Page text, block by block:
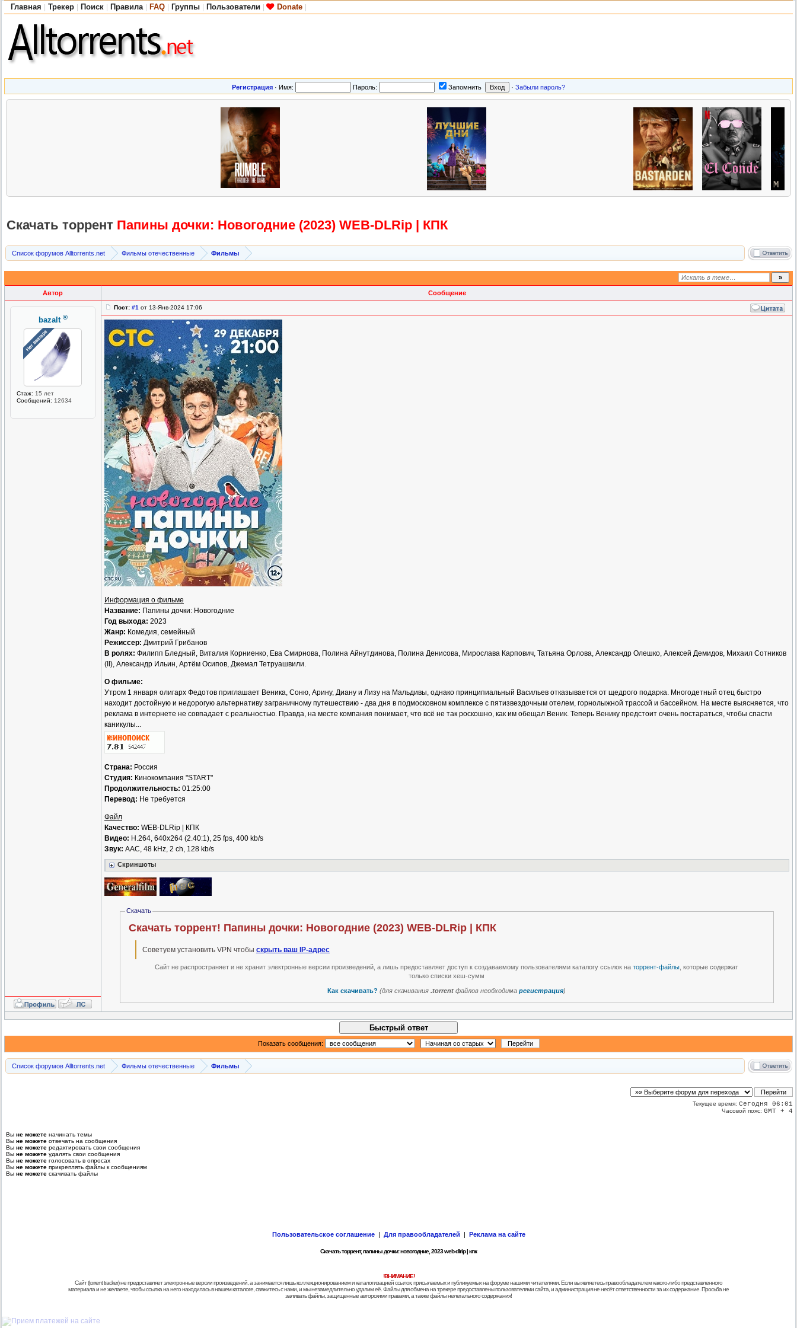
Главная Трекер Поиск Правила FAQ Группы Пользователи Donate
Регистрация · Имя: Пароль: Запомнить · Забыли пароль?
Скачать торрент Папины дочки: Новогодние (2023) WEB-DLRip | КПК
Список форумов Alltorrents.net Фильмы отечественные Фильмы
Автор Сообщение
bazalt ®
Стаж: 15 лет
Сообщений: 12634
Пост: #1 от 13-Янв-2024 17:06
Информация о фильме
Название: Папины дочки: Новогодние
Год выхода: 2023
Жанр: Комедия, семейный
Режиссер: Дмитрий Грибанов
В ролях: Филипп Бледный, Виталия Корниенко, Ева Смирнова, Полина Айнутдинова, Полина Денисова, Мирослава Карпович, Татьяна Орлова, Александр Олешко, Алексей Демидов, Михаил Сотников
(II), Александр Ильин, Артём Осипов, Джемал Тетруашвили.
О фильме:
Утром 1 января олигарх Федотов приглашает Веника, Соню, Арину, Диану и Лизу на Мальдивы, однако принципиальный Васильев отказывается от щедрого подарка. Многодетный отец быстро
находит достойную и недорогую альтернативу заграничному путешествию - два дня в подмосковном комплексе с пятизвездочным отелем, горнолыжной трассой и бассейном. На месте выясняется, что
реклама в интернете не совпадает с реальностью. Правда, на месте компания понимает, что всё не так роскошно, как им обещал Веник. Теперь Венику предстоит очень постараться, чтобы спасти
каникулы...
Страна: Россия
Студия: Кинокомпания "START"
Продолжительность: 01:25:00
Перевод: Не требуется
Файл
Качество: WEB-DLRip | КПК
Видео: H.264, 640x264 (2.40:1), 25 fps, 400 kb/s
Звук: AAC, 48 kHz, 2 ch, 128 kb/s
Скриншоты
Скачать
Скачать торрент! Папины дочки: Новогодние (2023) WEB-DLRip | КПК
Советуем установить VPN чтобы скрыть ваш IP-адрес
Сайт не распространяет и не хранит электронные версии произведений, а лишь предоставляет доступ к создаваемому пользователями каталогу ссылок наторрент-файлы , которые содержат
только списки хеш-сумм
Как скачивать? (для скачивания.torrent файлов необходимарегистрация)
Быстрый ответ
Показать сообщения:
Список форумов Alltorrents.net Фильмы отечественные Фильмы
Текущее время: Сегодня 06:01
Часовой пояс: GMT + 4
Вы не можете начинать темы
Вы не можете отвечать на сообщения
Вы не можете редактировать свои сообщения
Вы не можете удалять свои сообщения
Вы не можете голосовать в опросах
Вы не можете прикреплять файлы к сообщениям
Вы не можете скачивать файлы
Пользовательское соглашение | Для правообладателей | Реклама на сайте
Скачать торрент, папины дочки: новогодние, 2023 web-dlrip | кпк
!ВНИМАНИЕ!
Сайт (torrent tracker) не предоставляет электронные версии произведений, а занимается лишь коллекционированием и каталогизацией ссылок, присылаемых и публикуемых на форуме нашими читателями. Если вы являетесь правообладателем какого-либо представленного
материала и не желаете, чтобы ссылка на него находилась в нашем каталоге, свяжитесь с нами, и мы незамедлительно удалим её. Файлы для обмена на трекере предоставлены пользователями сайта, и администрация не несёт ответственности за их содержание. Просьба не
заливать файлы, защищенные авторскими правами, а также файлы нелегального содержания!